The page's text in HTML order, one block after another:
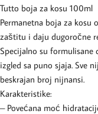
Tutto boja za kosu 100ml
Permanetna boja za kosu
zaštitu i daju dugoročne
Specijalno su
izgled sa puno sjaja. Sve
beskrajan broj nijnansi.
Karakteristike:
– Povećana moć